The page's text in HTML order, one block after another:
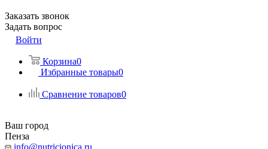
Заказать звонок
Задать вопрос
Войти
Корзина0
Избранные товары0
Сравнение товаров0
Ваш город
Пенза
info@nutricionica.ru